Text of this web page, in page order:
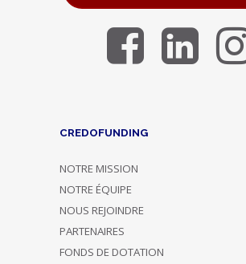
CREDOFUNDING
NOTRE MISSION
NOTRE ÉQUIPE
NOUS REJOINDRE
PARTENAIRES
FONDS DE DOTATION